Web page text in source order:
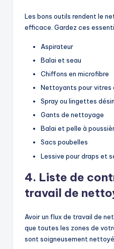
Les bons outils rendent le
efficace. Gardez ces
Aspirateur
Balai et seau
Chiffons en microfibre
Nettoyants pour vitres
Spray ou lingettes
Gants de nettoyage
Balai et pelle à
Sacs poubelles
Lessive pour draps et
4. Liste de
travail de
Avoir un flux de travail de
que toutes les zones de
sont soigneusement